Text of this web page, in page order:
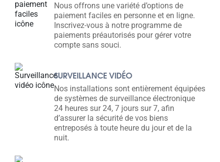
Nous offrons une variété d’options de
paiement faciles en personne et en ligne.
Inscrivez-vous à notre programme de
paiements préautorisés pour gérer votre
compte sans souci.
SURVEILLANCE VIDÉO
Nos installations sont entièrement équipées
de systèmes de surveillance électronique
24 heures sur 24, 7 jours sur 7, afin
d’assurer la sécurité de vos biens
entreposés à toute heure du jour et de la
nuit.